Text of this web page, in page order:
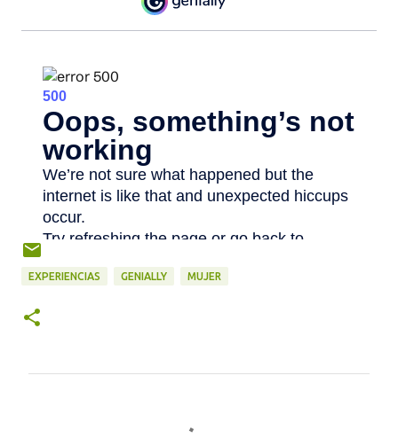
EXPERIENCIAS GENIALLY MUJER